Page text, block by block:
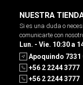
NUESTRA
Si es una duda o
comunicarte con
Lun. - Vie. 10:30 a
Apoquindo 7331
+56 2 2244 3777
+56 2 2244 3777